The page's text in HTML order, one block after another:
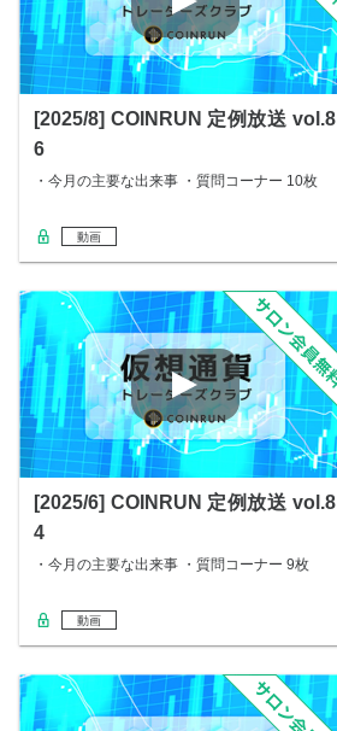
[2025/8] COINRUN 定例放送 vol.8
6
・今月の主要な出来事 ・質問コーナー 10枚
動画
[2025/6] COINRUN 定例放送 vol.8
4
・今月の主要な出来事 ・質問コーナー 9枚
動画